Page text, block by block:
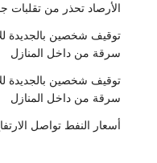
الأرصاد تحذر من تقلبات
توقيف شخصين بالجديدة
سرقة من داخل المنازل
توقيف شخصين بالجديدة
سرقة من داخل المنازل
أسعار النفط تواصل